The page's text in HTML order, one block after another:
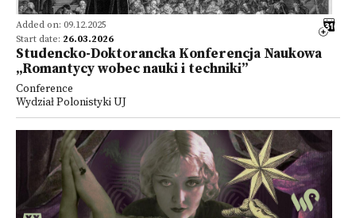
Added on: 09.12.2025
Start date: 26.03.2026
Studencko-Doktorancka Konferencja Naukowa
„Romantycy wobec nauki i techniki”
Conference
Wydział Polonistyki UJ